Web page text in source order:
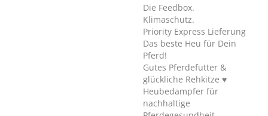
Die Feedbox.
Klimaschutz.
Priority Express Lieferung
Das beste Heu für Dein
Pferd!
Gutes Pferdefutter &
glückliche Rehkitze ♥
Heubedampfer für
nachhaltige